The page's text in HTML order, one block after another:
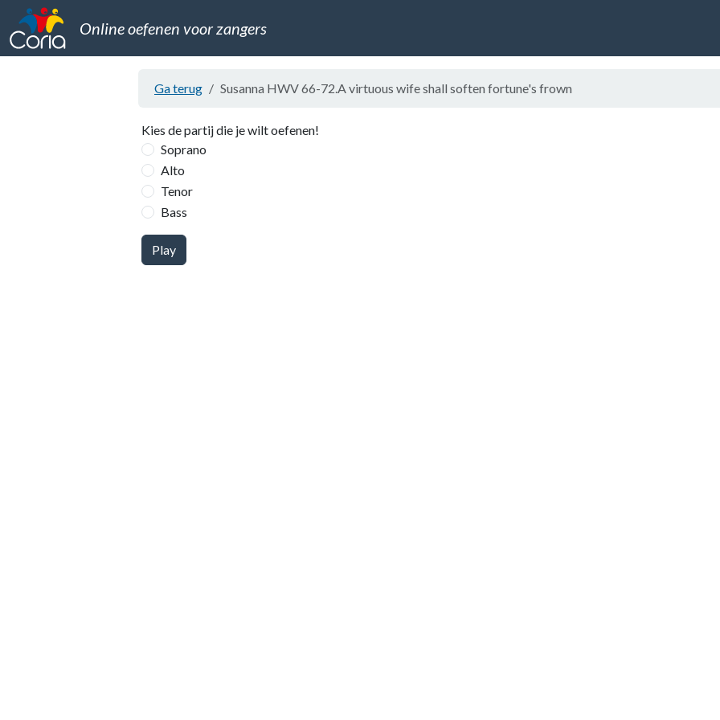
Online oefenen voor zangers
Ga terug Susanna HWV 66-72.A virtuous wife shall soften fortune's frown
Kies de partij die je wilt oefenen!
Soprano
Alto
Tenor
Bass
Play